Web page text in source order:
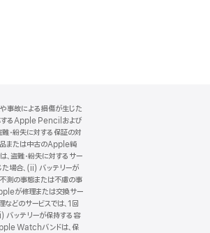
事故による損傷が生じた
するApple Pencilおよび
・紛失に対する保証の対
品または中古のApple純
、盗難・紛失に対するサー
場合、(ii) バッテリーが
測の事態または不慮の事
が修理または交換サー
どのサービスでは、1回
バッテリーが保持する容
Watchバンドは、保